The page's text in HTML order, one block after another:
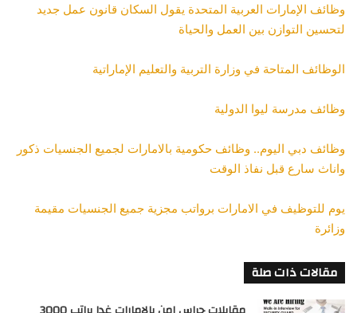
وظائف الإمارات العربية المتحدة يقول السكان قانون عمل جديد
لتحسين التوازن بين العمل والحياة
الوظائف المتاحة في وزارة التربية والتعليم الإماراتية
وظائف مدرسة ليوا الدولية
وظائف دبي اليوم.. وظائف حكومية بالامارات لجميع الجنسيات ذكور
واناث سارع قبل نفاذ الوقت
يوم للتوظيف في الامارات برواتب مجزية جميع الجنسيات مقيمة
وزائرة
مقالات ذات صلة